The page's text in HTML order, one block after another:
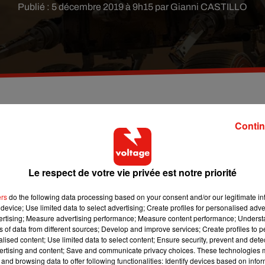
Publié : 5 décembre 2019 à 9h15 par Gianni CASTILLO
réfléchit actuellement à comment
Mars.
Mars, selon la NASA ce n’est pas prévu avant 2033 mais
à la place du mobilier de celles-ci afin d’optimiser au
cœur du désert de l’Utah où une installation accueille
très douée dans le domaine de
la Mars Desert Research Station. Le but : utiliser des
Le respect de votre vie privée est notre priorité
do the following data processing based on your consent and/or our legitimate
Use limited data to select advertising; Create profiles for personalised
Measure advertising performance; Measure content performance;
of data from different sources; Develop and improve services; Create profiles to
content; Use limited data to select content; Ensure security, prevent and
and content; Save and communicate privacy choices. These technologies
browsing data to offer following functionalities: Identify devices based on